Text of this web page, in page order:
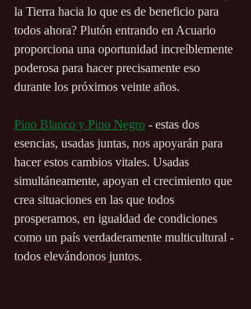
la Tierra hacia lo que es de beneficio para
todos ahora? Plutón entrando en Acuario
proporciona una oportunidad increíblemente
poderosa para hacer precisamente eso
durante los próximos veinte años.
Pino Blanco y Pino Negro - estas dos
esencias, usadas juntas, nos apoyarán para
hacer estos cambios vitales. Usadas
simultáneamente, apoyan el crecimiento que
crea situaciones en las que todos
prosperamos, en igualdad de condiciones
como un país verdaderamente multicultural -
todos elevándonos juntos.